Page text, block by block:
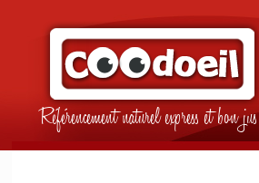
Référencement naturel express et bon